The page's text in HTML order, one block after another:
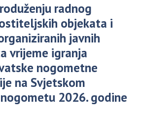
radnog
objekata i
javnih
vrijeme igranja
nogometne
na Svjetskom
2026. godine